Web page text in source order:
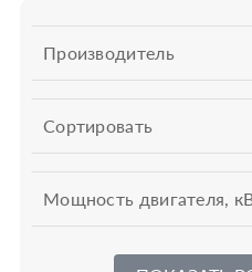
Сортировать
Производитель
Мощность двигателя,